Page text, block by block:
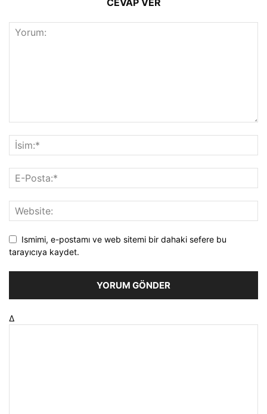
Ismimi, e-postamı ve web sitemi bir dahaki sefere bu
tarayıcıya kaydet.
Δ